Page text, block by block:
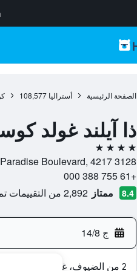
الصفحة الرئيسية أستراليا 108,577
ذا آيلند غولد
4 نجوم
3128 Surfers Paradise Boulevard, 4217, سورفرس باراديس, كوينزلاند, أستراليا
+61 755 388 000
8.4 ممتاز 2,892 من التقييمات تم التحقق منها
ج 14/8
2 من الضيوف، غرفة واحدة